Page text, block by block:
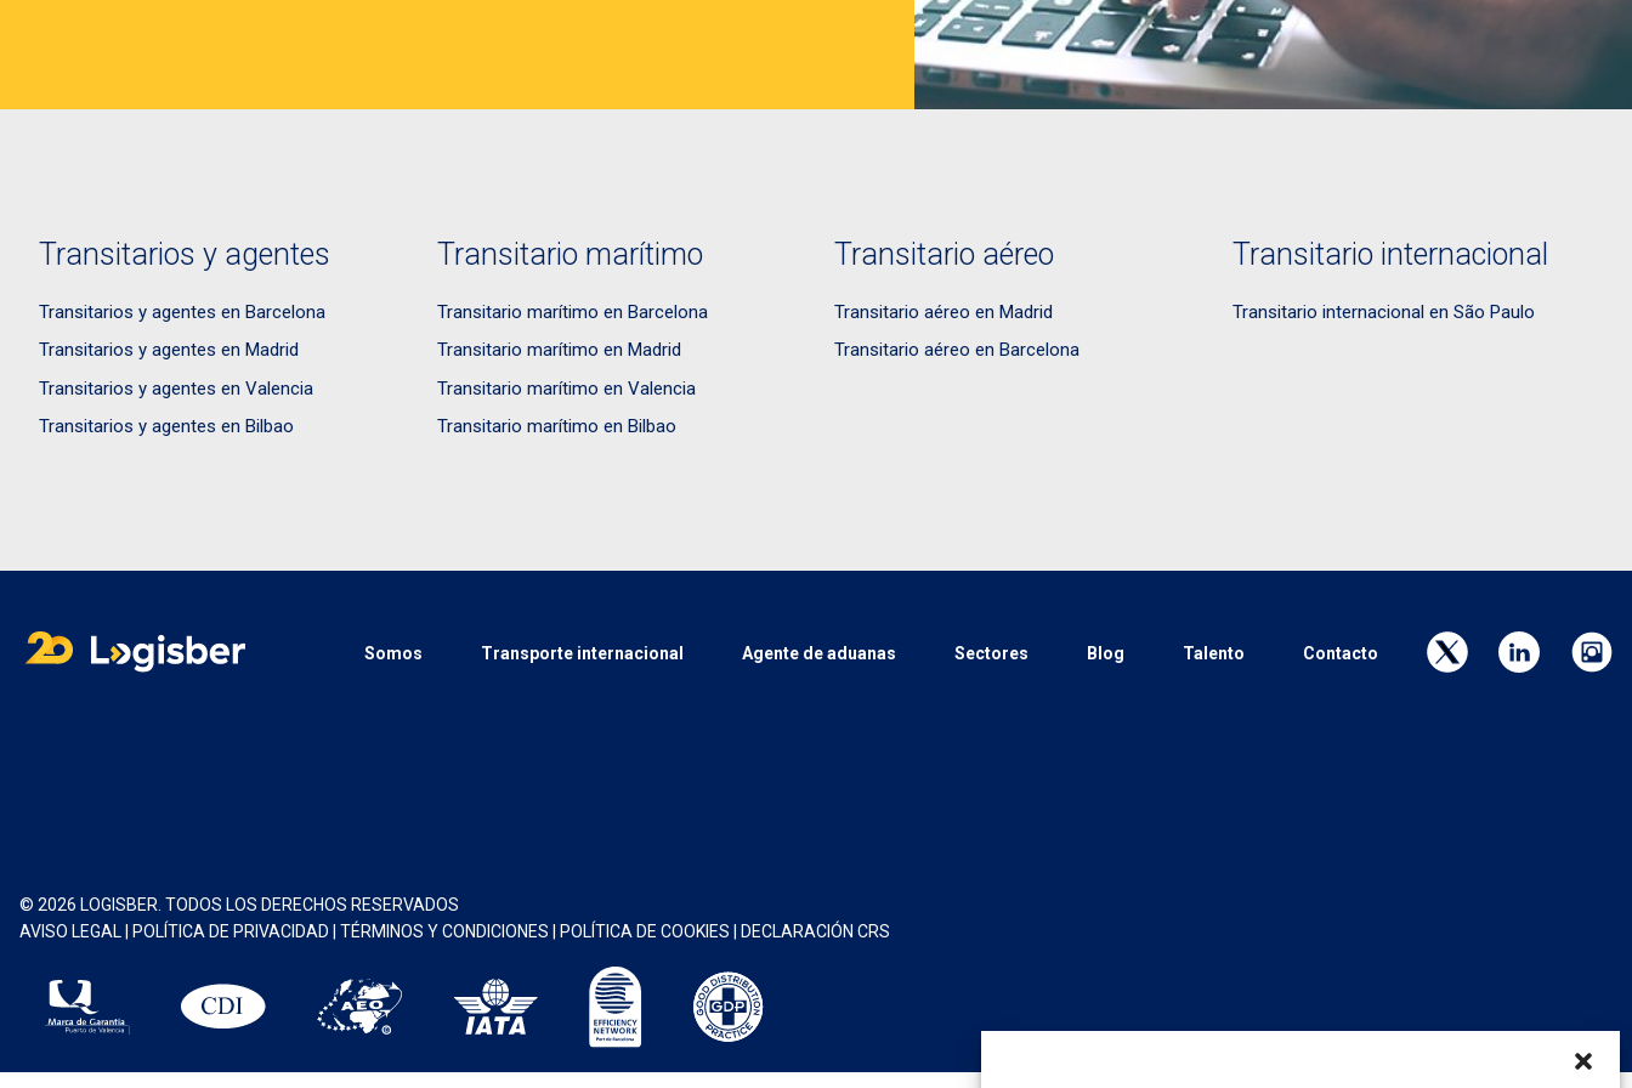
Transitarios y agentes
Transitarios y agentes en Barcelona
Transitarios y agentes en Madrid
Transitarios y agentes en Valencia
Transitarios y agentes en Bilbao
Transitario marítimo
Transitario marítimo en Barcelona
Transitario marítimo en Madrid
Transitario marítimo en Valencia
Transitario marítimo en Bilbao
Transitario aéreo
Transitario aéreo en Madrid
Transitario aéreo en Barcelona
Transitario internacional
Transitario internacional en São Paulo
Somos Transporte internacional Agente de aduanas Sectores Blog Talento Contacto
© 2026 LOGISBER. TODOS LOS DERECHOS RESERVADOS
AVISO LEGAL
POLÍTICA DE PRIVACIDAD TÉRMINOS Y CONDICIONES POLÍTICA DE COOKIES DECLARACIÓN CRS